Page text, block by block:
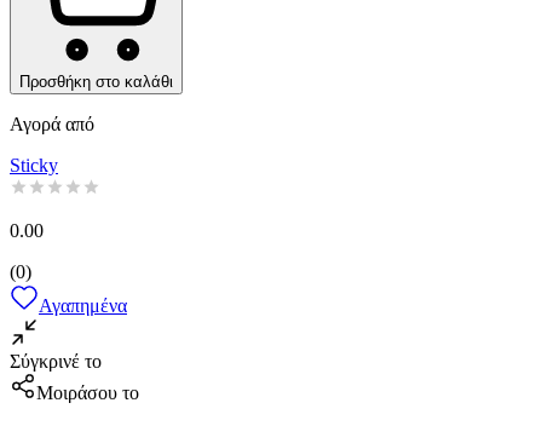
Προσθήκη στο καλάθι
Αγορά από
Sticky
0.00
(0)
Αγαπημένα
Σύγκρινέ το
Μοιράσου το